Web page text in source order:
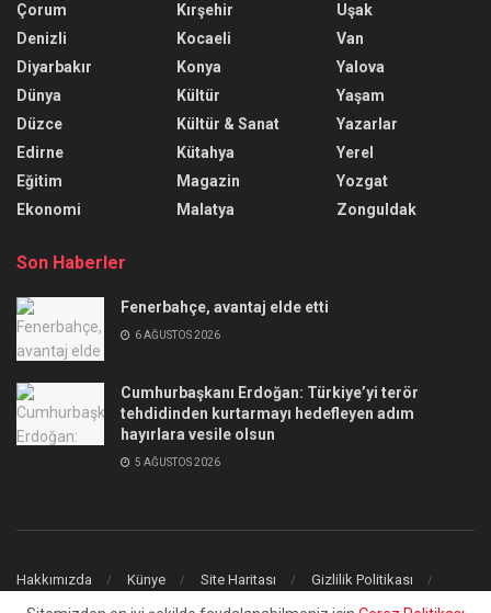
Çorum
Denizli
Diyarbakır
Dünya
Düzce
Edirne
Eğitim
Ekonomi
Kırşehir
Kocaeli
Konya
Kültür
Kültür & Sanat
Kütahya
Magazin
Malatya
Uşak
Van
Yalova
Yaşam
Yazarlar
Yerel
Yozgat
Zonguldak
Son Haberler
Fenerbahçe, avantaj elde etti
6 AĞUSTOS 2026
Cumhurbaşkanı Erdoğan: Türkiye’yi terör
tehdidinden kurtarmayı hedefleyen adım
hayırlara vesile olsun
5 AĞUSTOS 2026
Hakkımızda Künye Site Haritası
Gizlilik Politikası